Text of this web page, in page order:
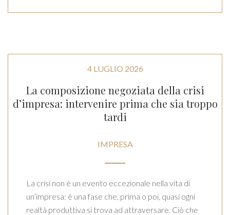
4 LUGLIO 2026
La composizione negoziata della crisi
d’impresa: intervenire prima che sia troppo
tardi
IMPRESA
La crisi non è un evento eccezionale nella vita di
un’impresa: è una fase che, prima o poi, quasi ogni
realtà produttiva si trova ad attraversare. Ciò che